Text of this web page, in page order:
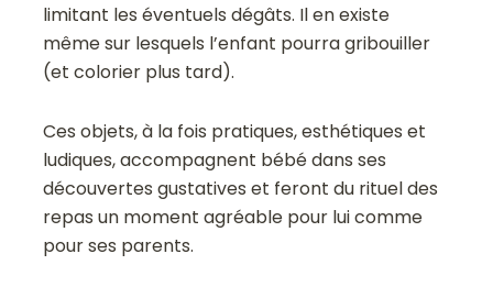
limitant les éventuels dégâts. Il en existe
même sur lesquels l’enfant pourra gribouiller
(et colorier plus tard).
Ces objets, à la fois pratiques, esthétiques et
ludiques, accompagnent bébé dans ses
découvertes gustatives et feront du rituel des
repas un moment agréable pour lui comme
pour ses parents.